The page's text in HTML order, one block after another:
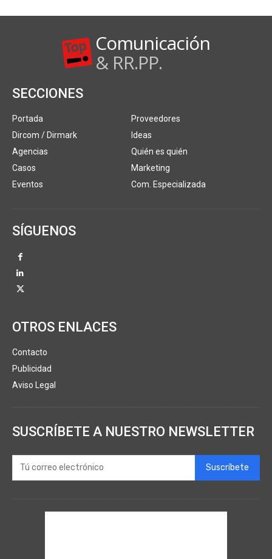
Comunicación
& RR.PP.
SECCIONES
Portada
Dircom / Dirmark
Agencias
Casos
Eventos
Proveedores
Ideas
Quién es quién
Marketing
Com. Especializada
SÍGUENOS
OTROS ENLACES
Contacto
Publicidad
Aviso Legal
SUSCRÍBETE A NUESTRO NEWSLETTER
Suscríbete